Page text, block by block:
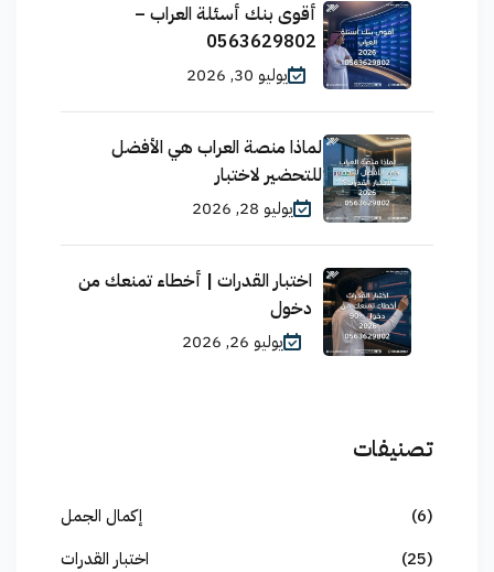
أقوى بنك أسئلة العراب –
0563629802
يوليو 30, 2026
لماذا منصة العراب هي الأفضل
للتحضير لاختبار
يوليو 28, 2026
اختبار القدرات | أخطاء تمنعك من
دخول
يوليو 26, 2026
تصنيفات
إكمال الجمل
(6)
اختبار القدرات
(25)